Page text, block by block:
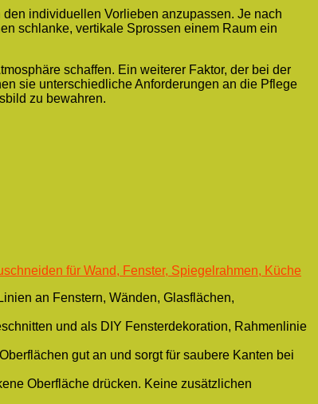
individuellen Vorlieben anzupassen. Je nach
schlanke, vertikale Sprossen einem Raum ein
schaffen. Ein weiterer Faktor, der bei der
sie unterschiedliche Anforderungen an die Pflege
zu bewahren.
für Wand, Fenster, Spiegelrahmen, Küche
an Fenstern, Wänden, Glasflächen,
und als DIY Fensterdekoration, Rahmenlinie
gut an und sorgt für saubere Kanten bei
Oberfläche drücken. Keine zusätzlichen